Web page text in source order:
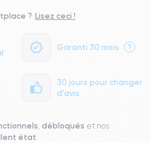
Garanti 30 mois ?
30 jours pour changer
d'avis
ont un grade Premium.
? Lisez ceci !
débloqués et nos
état